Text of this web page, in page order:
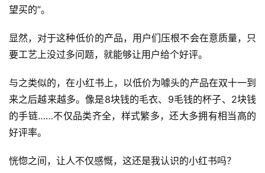
望买的”。
显然，对于这种低价的产品，用户们压根不会在意质量，只
要工艺上没过多问题，就能够让用户给个好评。
与之类似的，在小红书上，以低价为噱头的产品在双十一到
来之后越来越多。像是8块钱的毛衣、9毛钱的杯子、2块钱
的手链……不仅品类齐全，样式繁多，还大多拥有相当高的
好评率。
恍惚之间，让人不仅感慨，这还是我认识的小红书吗？